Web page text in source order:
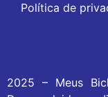
Política de
2025 – Meus